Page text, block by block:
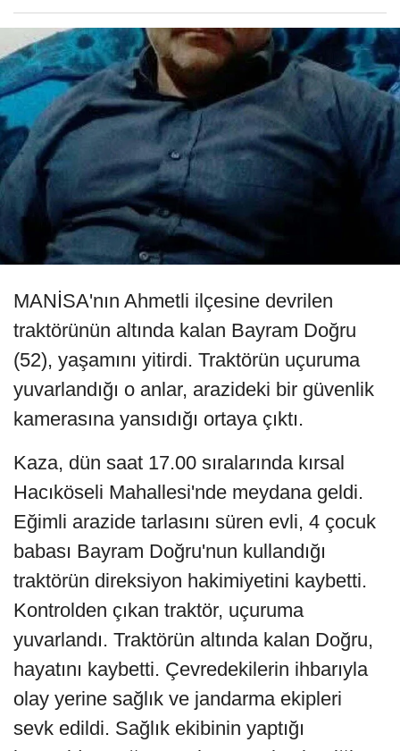
MANİSA'nın Ahmetli ilçesine devrilen
traktörünün altında kalan Bayram Doğru
(52), yaşamını yitirdi. Traktörün uçuruma
yuvarlandığı o anlar, arazideki bir güvenlik
kamerasına yansıdığı ortaya çıktı.
Kaza, dün saat 17.00 sıralarında kırsal
Hacıköseli Mahallesi'nde meydana geldi.
Eğimli arazide tarlasını süren evli, 4 çocuk
babası Bayram Doğru'nun kullandığı
traktörün direksiyon hakimiyetini kaybetti.
Kontrolden çıkan traktör, uçuruma
yuvarlandı. Traktörün altında kalan Doğru,
hayatını kaybetti. Çevredekilerin ihbarıyla
olay yerine sağlık ve jandarma ekipleri
sevk edildi. Sağlık ekibinin yaptığı